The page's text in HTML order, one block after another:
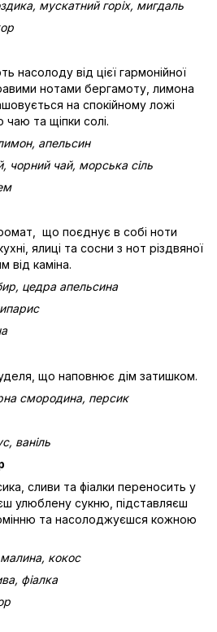
мускатний горіх, мигдаль
насолоду від цієї гармонійної
нотами бергамоту, лимона
на спокійному ложі
чаю та щіпки солі.
апельсин
чорний чай, морська сіль
що поєднує в собі ноти
ялиці та сосни з нот різдвяної
від каміна.
цедра апельсина
що наповнює дім затишком.
смородина, персик
ваніль
сливи та фіалки переносить у
улюблену сукню, підставляєш
та насолоджуєшся кожною
кокос
фіалка